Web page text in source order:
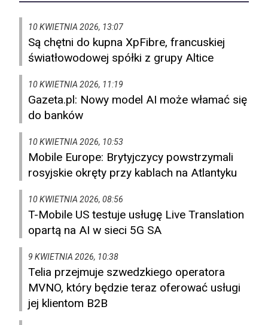
10 KWIETNIA 2026, 13:07
Są chętni do kupna XpFibre, francuskiej
światłowodowej spółki z grupy Altice
10 KWIETNIA 2026, 11:19
Gazeta.pl: Nowy model AI może włamać się
do banków
10 KWIETNIA 2026, 10:53
Mobile Europe: Brytyjczycy powstrzymali
rosyjskie okręty przy kablach na Atlantyku
10 KWIETNIA 2026, 08:56
T-Mobile US testuje usługę Live Translation
opartą na AI w sieci 5G SA
9 KWIETNIA 2026, 10:38
Telia przejmuje szwedzkiego operatora
MVNO, który będzie teraz oferować usługi
jej klientom B2B